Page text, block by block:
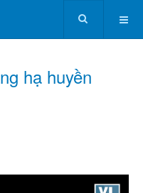
hạ huyền